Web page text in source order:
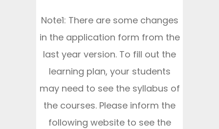
Note1: There are some changes
in the application form from the
last year version. To fill out the
learning plan, your students
may need to see the syllabus of
the courses. Please inform the
following website to see the